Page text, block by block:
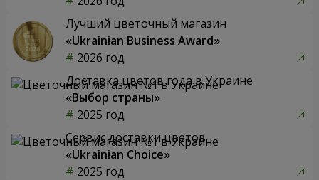
Лучший цветочный магазин
«Ukrainian Business Award»
2026 год
Доставка цветов года в Украине
«Выбор страны»
2025 год
Сервис доставки цветов
«Ukrainian Choice»
2025 год